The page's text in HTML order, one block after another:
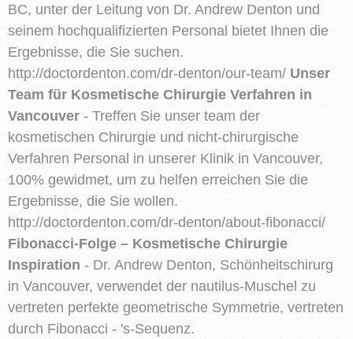
BC, unter der Leitung von Dr. Andrew Denton und
seinem hochqualifizierten Personal bietet Ihnen die
Ergebnisse, die Sie suchen.
http://doctordenton.com/dr-denton/our-team/ Unser
Team für Kosmetische Chirurgie Verfahren in
Vancouver - Treffen Sie unser team der
kosmetischen Chirurgie und nicht-chirurgische
Verfahren Personal in unserer Klinik in Vancouver,
100% gewidmet, um zu helfen erreichen Sie die
Ergebnisse, die Sie wollen.
http://doctordenton.com/dr-denton/about-fibonacci/
Fibonacci-Folge – Kosmetische Chirurgie
Inspiration - Dr. Andrew Denton, Schönheitschirurg
in Vancouver, verwendet der nautilus-Muschel zu
vertreten perfekte geometrische Symmetrie, vertreten
durch Fibonacci - 's-Sequenz.